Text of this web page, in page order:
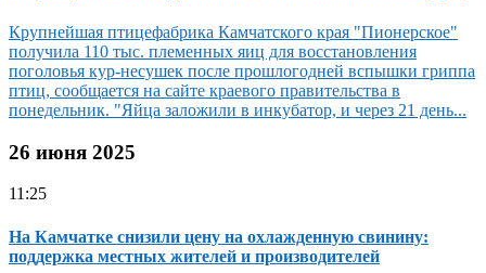
Крупнейшая птицефабрика Камчатского края "Пионерское"
получила 110 тыс. племенных яиц для восстановления
поголовья кур-несушек после прошлогодней вспышки гриппа
птиц, сообщается на сайте краевого правительства в
понедельник. "Яйца заложили в инкубатор, и через 21 день...
26 июня 2025
11:25
На Камчатке снизили цену на охлажденную свинину:
поддержка местных жителей и производителей